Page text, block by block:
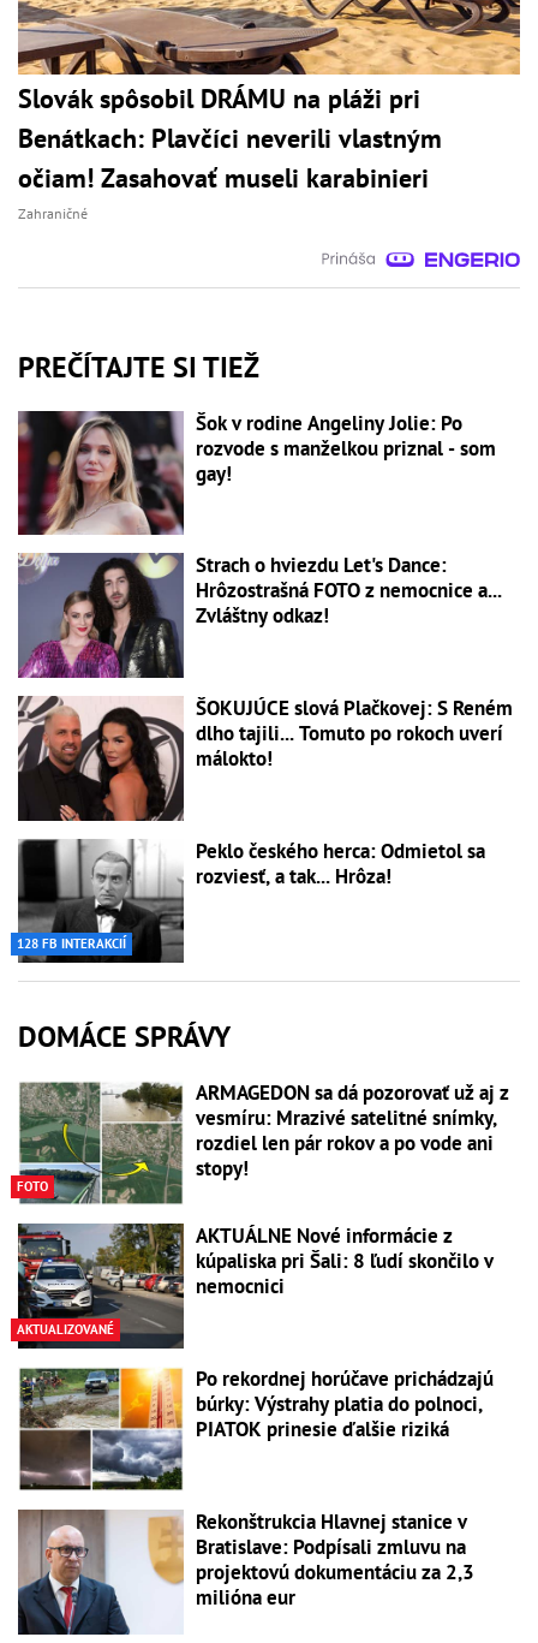
Slovák spôsobil DRÁMU na pláži pri
Benátkach: Plavčíci neverili vlastným
očiam! Zasahovať museli karabinieri
Zahraničné
PREČÍTAJTE SI TIEŽ
Šok v rodine Angeliny Jolie: Po
rozvode s manželkou priznal - som
gay!
Strach o hviezdu Let's Dance:
Hrôzostrašná FOTO z nemocnice a...
Zvláštny odkaz!
ŠOKUJÚCE slová Plačkovej: S Reném
dlho tajili... Tomuto po rokoch uverí
málokto!
128 FB INTERAKCIÍ
Peklo českého herca: Odmietol sa
rozviesť, a tak... Hrôza!
DOMÁCE SPRÁVY
FOTO
ARMAGEDON sa dá pozorovať už aj z
vesmíru: Mrazivé satelitné snímky,
rozdiel len pár rokov a po vode ani
stopy!
AKTUALIZOVANÉ
AKTUÁLNE Nové informácie z
kúpaliska pri Šali: 8 ľudí skončilo v
nemocnici
Po rekordnej horúčave prichádzajú
búrky: Výstrahy platia do polnoci,
PIATOK prinesie ďalšie riziká
Rekonštrukcia Hlavnej stanice v
Bratislave: Podpísali zmluvu na
projektovú dokumentáciu za 2,3
milióna eur